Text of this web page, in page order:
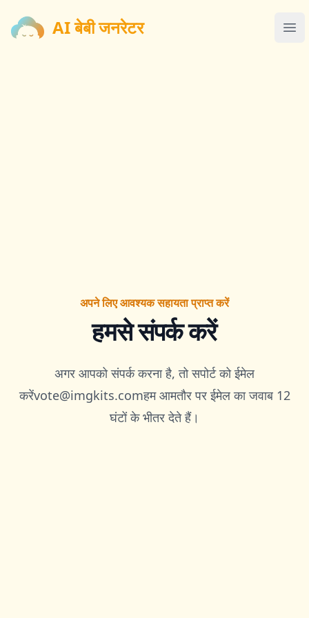
AI बेबी जनरेटर
AI बेबी जनरेटर
अपने लिए आवश्यक सहायता प्राप्त करें
हमसे संपर्क करें
अगर आपको संपर्क करना है, तो सपोर्ट को ईमेल
करेंvote@imgkits.comहम आमतौर पर ईमेल का जवाब 12
घंटों के भीतर देते हैं।